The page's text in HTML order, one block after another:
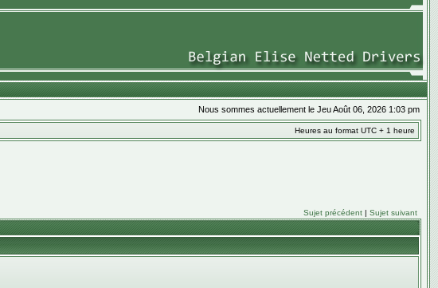
Nous sommes actuellement le Jeu Août 06, 2026 1:03 pm
Heures au format UTC + 1 heure
Sujet précédent | Sujet suivant